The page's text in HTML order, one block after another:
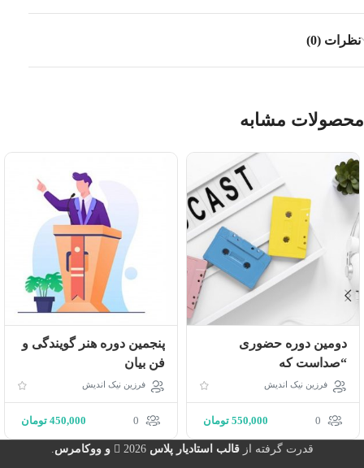
نظرات (0)
محصولات مشابه
دومین دوره حضوری
“صداست كه
مى‌ماند!”كارگاه عملى
ساخت “پادكست”
فرزین نیک اندیش
0
550,000 تومان
پنجمین دوره هنر گویندگی و
فن بیان
فرزین نیک اندیش
0
450,000 تومان
قدرت گرفته ازقالب استادیار پلاس2026 و ووکامرس